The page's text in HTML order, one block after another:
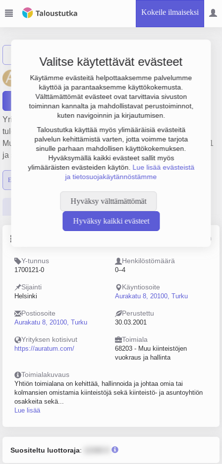
Kokeile ilmaiseksi
Valitse käytettävät evästeet
Käytämme evästeitä helpottaaksemme palvelumme
käyttöä ja parantaaksemme käyttökokemusta.
Välttämättömät evästeet ovat tarvittavia sivuston
toiminnan kannalta ja mahdollistavat perustoiminnot,
kuten navigoinnin ja kirjautumisen.
Taloustutka käyttää myös ylimääräisiä evästeitä
palvelun kehittämistä varten, jotta voimme tarjota
sinulle parhaan mahdollisen käyttökokemuksen.
Hyväksymällä kaikki evästeet sallit myös
ylimääräisten evästeiden käytön. Lue lisää evästeistä
ja tietosuojakäytännöstämme
Hyväksy välttämättömät
Hyväksy kaikki evästeet
Auratum Kiinteistöt Oy
Raportit
Yrityksen Auratum Kiinteistöt Oy liikevaihto on 767 000 €,
tulos -856 000 € ja henkilöstömäärä 4. Sen päätoimiala on
Muu kiinteistöjen vuokraus ja hallinta, perustamisvuosi 2001
ja sijainti Helsinki. Yrityksen yhtiömuoto Osakeyhtiö (OY).
Emon luvut Konsernin luvut
Tilinpäätösluvut Päättäjätiedot
Lähde: YTJ, PRH, Traficom
Y-tunnus
1700121-0
Henkilöstömäärä
0–4
Sijainti
Helsinki
Käyntiosoite
Aurakatu 8, 20100, Turku
Postiosoite
Aurakatu 8, 20100, Turku
Perustettu
30.03.2001
Yrityksen kotisivut
https://auratum.com/
Toimiala
68203 - Muu kiinteistöjen
vuokraus ja hallinta
Toimialakuvaus
Yhtiön toimialana on kehittää, hallinnoida ja johtaa omia tai
kolmansien omistamia kiinteistöjä sekä kiinteistö- ja asuntoyhtiön
osakkeita sekä...
Lue lisää
Suositeltu luottoraja: